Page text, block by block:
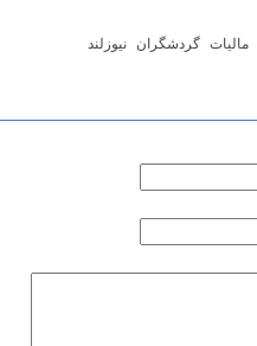
مالیات گردشگران
نیوزلند